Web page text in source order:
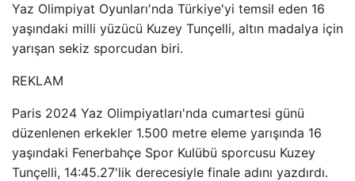
Yaz Olimpiyat Oyunları'nda Türkiye'yi temsil eden 16
yaşındaki milli yüzücü Kuzey Tunçelli, altın madalya için
yarışan sekiz sporcudan biri.
REKLAM
Paris 2024 Yaz Olimpiyatları'nda cumartesi günü
düzenlenen erkekler 1.500 metre eleme yarışında 16
yaşındaki Fenerbahçe Spor Kulübü sporcusu Kuzey
Tunçelli, 14:45.27'lik derecesiyle finale adını yazdırdı.